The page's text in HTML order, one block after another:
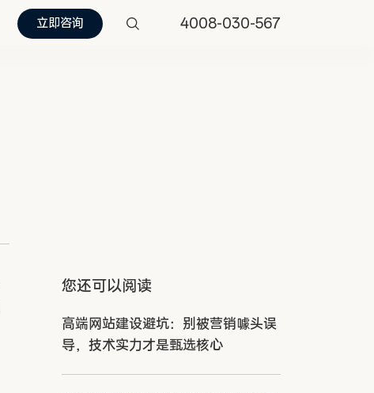
立即咨询 4008-030-567
您还可以阅读
高端网站建设避坑：别被营销噱头误
导，技术实力才是甄选核心